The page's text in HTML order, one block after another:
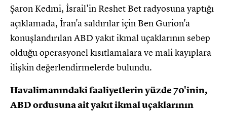
Şaron Kedmi, İsrail'in Reshet Bet radyosuna yaptığı
açıklamada, İran'a saldırılar için Ben Gurion'a
konuşlandırılan ABD yakıt ikmal uçaklarının sebep
olduğu operasyonel kısıtlamalara ve mali kayıplara
ilişkin değerlendirmelerde bulundu.
Havalimanındaki faaliyetlerin yüzde 70'inin,
ABD ordusuna ait yakıt ikmal uçaklarının